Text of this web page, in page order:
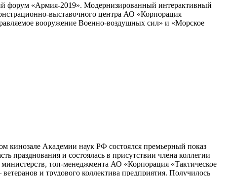
форум «Армия-2019». Модернизированный интерактивный
выставочного центра АО «Корпорация
вооружение Военно-воздушных сил» и «Морское
кинозале Академии наук РФ состоялся премьерный показ
и состоялась в присутствии члена коллегии
топ-менеджмента АО «Корпорация «Тактическое
и трудового коллектива предприятия. Получилось